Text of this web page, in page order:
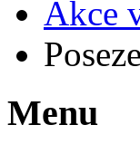
Akce
Menu